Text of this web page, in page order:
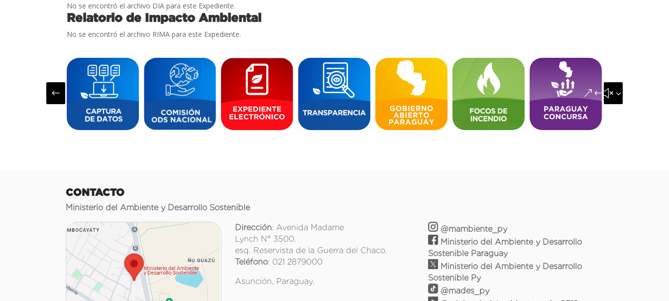
No se encontró el archivo DIA para este Expediente.
Relatorio de Impacto Ambiental
No se encontró el archivo RIMA para este Expediente.
# &#x35;
CONTACTO
Ministerio del Ambiente y Desarrollo Sostenible
Dirección: Avenida Madame
Lynch N° 3500.
esq. Reservista de la Guerra del Chaco.
Teléfono: 021 2879000
Asunción, Paraguay.
@mambiente_py
Ministerio del Ambiente y Desarrollo
Sostenible Paraguay
Ministerio del Ambiente y Desarrollo
Sostenible Py
@mades_py